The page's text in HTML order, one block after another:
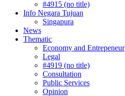
#4915 (no title)
Info Negara Tujuan
Singapura
News
Thematic
Economy and Entrepeneur
Legal
#4919 (no title)
Consultation
Public Services
Opinion